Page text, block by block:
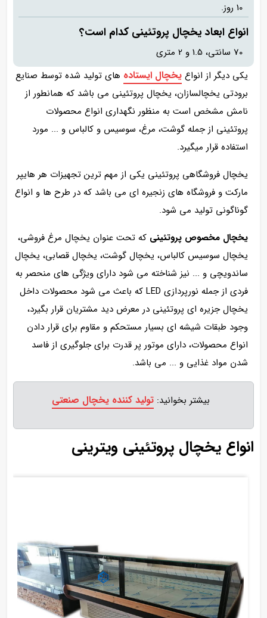
10 روز.
انواع ابعاد یخچال پروتئینی کدام است؟
70 سانتی، 1.5 و 2 متری
یکی دیگر از انواع یخچال ایستاده های تولید شده توسط صنایع
برودتی یخچالسازان، یخچال پروتئینی می باشد که همانطور از
نامش مشخص است به منظور نگهداری انواع محصولات
پروتئینی از جمله گوشت، مرغ، سوسیس و کالباس و ... مورد
استفاده قرار میگیرد.
یخچال فروشگاهی پروتئینی یکی از مهم ترین تجهیزات هر هایپر
مارکت و فروشگاه های زنجیره ای می باشد که در طرح ها و انواع
گوناگونی تولید می شود.
یخچال مخصوص پروتئینی که تحت عنوان یخچال مرغ فروشی،
یخچال سوسیس کالباس، یخچال گوشت، یخچال قصابی، یخچال
ساندویچی و ... نیز شناخته می شود دارای ویژگی های منحصر به
فردی از جمله نورپردازی LED که باعث می شود محصولات داخل
یخچال جزیره ای پروتئینی در معرض دید مشتریان قرار بگیرد،
وجود طبقات شیشه ای بسیار مستحکم و مقاوم برای قرار دادن
انواع محصولات، دارای موتور پر قدرت برای جلوگیری از فاسد
شدن مواد غذایی و ... می باشد.
بیشتر بخوانید:تولید کننده یخچال صنعتی
انواع یخچال پروتئینی ویترینی